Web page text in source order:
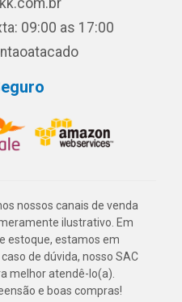
09:00 as 17:00
nossos canais de venda
ilustrativo. Em
estoque, estamos em
de dúvida, nosso SAC
melhor atendê-lo(a).
e boas compras!